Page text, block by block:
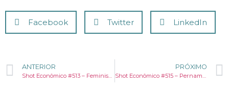
Facebook Twitter LinkedIn
ANTERIOR
Shot Econômico #513 – Feminismo está matando o feminismo?
PRÓXIMO
Shot Econômico #515 – Pernambuco: Polo industrial e de inovação